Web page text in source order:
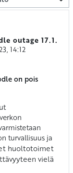
outage 17.1.
14:12
on pois
turvallisuus ja
huoltotoimet
vielä